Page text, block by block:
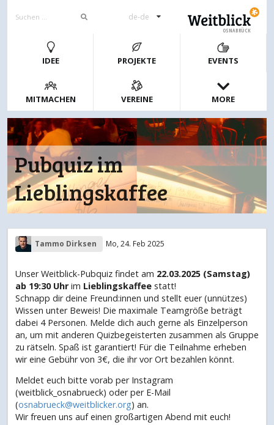
de-de
OSNABRÜCK
IDEE PROJEKTE EVENTS
MITMACHEN VEREINE MORE
Pubquiz im
Lieblingskaffee
Tammo Dirksen Mo, 24. Feb 2025
Unser Weitblick-Pubquiz findet am 22.03.2025 (Samstag)
ab 19:30 Uhrim Lieblingskaffee statt!
Schnapp dir deine Freund:innen und stellt euer (unnützes)
Wissen unter Beweis! Die maximale Teamgröße beträgt
dabei 4 Personen. Melde dich auch gerne als Einzelperson
an, um mit anderen Quizbegeisterten zusammen als Gruppe
zu rätseln. Spaß ist garantiert! Für die Teilnahme erheben
wir eine Gebühr von 3€, die ihr vor Ort bezahlen könnt.
Meldet euch bitte vorab per Instagram
(weitblick_osnabrueck) oder per E-Mail
(osnabrueck@weitblicker.org) an.
Wir freuen uns auf einen großartigen Abend mit euch!